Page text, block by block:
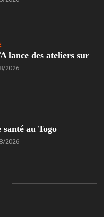
lance des ateliers sur
2026
santé au Togo
2026